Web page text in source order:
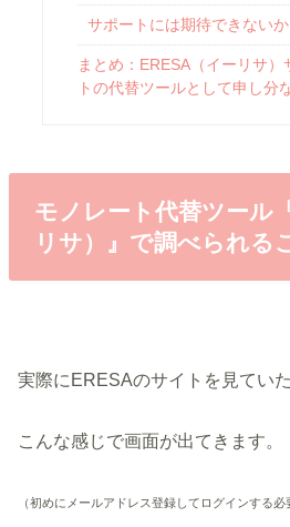
サポートには期待できない
まとめ：ERESA（イーリサ）
トの代替ツールとして申し分
モノレート代替ツール
リサ）』で調べられる
実際にERESAのサイトを見ていた
こんな感じで画面が出てきます。
（初めにメールアドレス登録してログインする必